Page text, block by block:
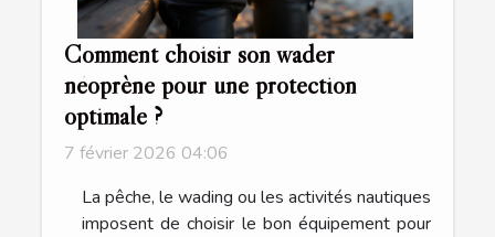
Comment choisir son wader
néoprène pour une protection
optimale ?
7 février 2026 04:06
La pêche, le wading ou les activités nautiques
imposent de choisir le bon équipement pour